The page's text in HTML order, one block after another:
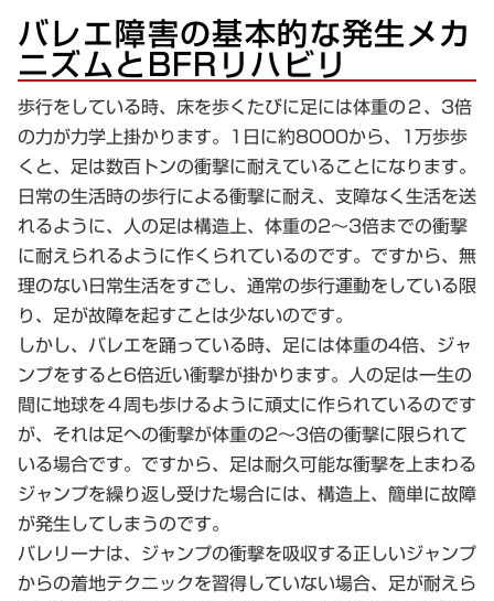
バレエ障害の基本的な発生メカ
ニズムとBFRリハビリ
歩行をしている時、床を歩くたびに足には体重の２、3倍
の力が力学上掛かります。1日に約8000から、1万歩歩
くと、足は数百トンの衝撃に耐えていることになります。
日常の生活時の歩行による衝撃に耐え、支障なく生活を送
れるように、人の足は構造上、体重の2～3倍までの衝撃
に耐えられるように作くられているのです。ですから、無
理のない日常生活をすごし、通常の歩行運動をしている限
り、足が故障を起すことは少ないのです。
しかし、バレエを踊っている時、足には体重の4倍、ジャ
ンプをすると6倍近い衝撃が掛かります。人の足は一生の
間に地球を４周も歩けるように頑丈に作られているのです
が、それは足への衝撃が体重の2～3倍の衝撃に限られて
いる場合です。ですから、足は耐久可能な衝撃を上まわる
ジャンプを繰り返し受けた場合には、構造上、簡単に故障
が発生してしまうのです。
バレリーナは、ジャンプの衝撃を吸収する正しいジャンプ
からの着地テクニックを習得していない場合、足が耐えら